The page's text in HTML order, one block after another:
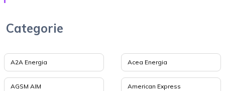
Categorie
A2A Energia Acea Energia
AGSM AIM American Express